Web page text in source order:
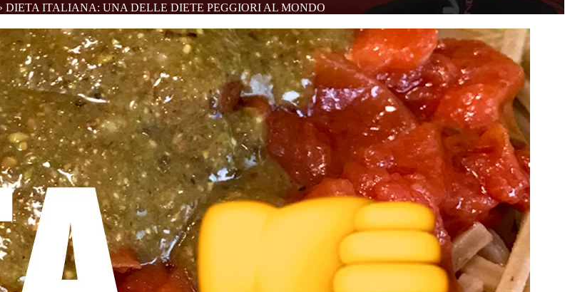
DIETA ITALIANA: UNA DELLE DIETE PEGGIORI AL MONDO